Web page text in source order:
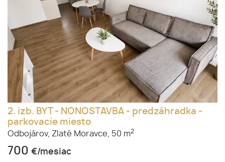
2. izb. BYT - NONOSTAVBA - predzáhradka -
parkovacie miesto
Odbojárov, Zlaté Moravce, 50 m2
700 €/mesiac